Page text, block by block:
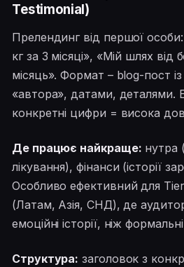
Testimonial)
Прелендинг від першої
кг за 3 місяці», «Мій шлях від
місяць». Формат – blog-пост
«автора», датами, деталями.
конкретні цифри = висока
Де працює найкраще: нутра
лікування), фінанси (історії
Особливо ефективний для
(Латам, Азія, СНД), де
емоційні історії, ніж
Структура: заголовок з